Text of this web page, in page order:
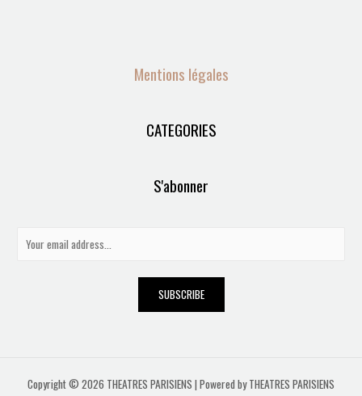
Mentions légales
CATEGORIES
S'abonner
SUBSCRIBE
Copyright © 2026 THEATRES PARISIENS | Powered by THEATRES PARISIENS